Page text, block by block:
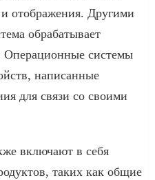
отображения. Другими
обрабатывает
Операционные системы
написанные
для связи со своими
включают в себя
таких как общие